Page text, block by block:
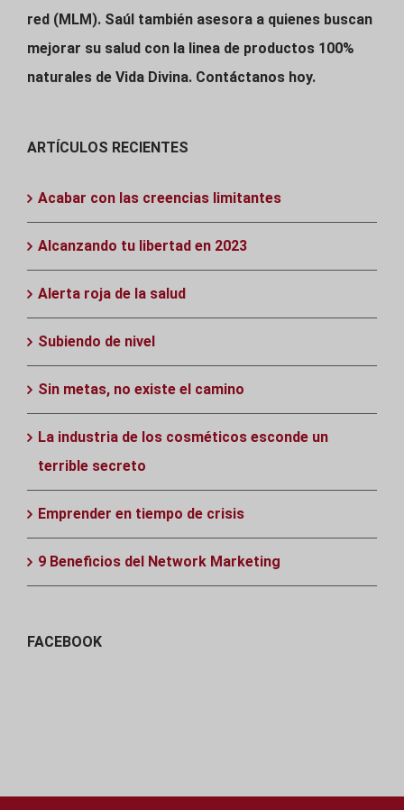
red (MLM). Saúl también asesora a quienes buscan
mejorar su salud con la linea de productos 100%
naturales de Vida Divina. Contáctanos hoy.
ARTÍCULOS RECIENTES
Acabar con las creencias limitantes
Alcanzando tu libertad en 2023
Alerta roja de la salud
Subiendo de nivel
Sin metas, no existe el camino
La industria de los cosméticos esconde un
terrible secreto
Emprender en tiempo de crisis
9 Beneficios del Network Marketing
FACEBOOK